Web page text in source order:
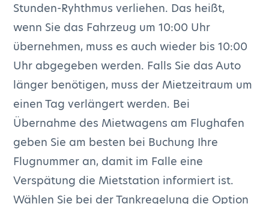
Stunden-Ryhthmus verliehen. Das heißt,
wenn Sie das Fahrzeug um 10:00 Uhr
übernehmen, muss es auch wieder bis 10:00
Uhr abgegeben werden. Falls Sie das Auto
länger benötigen, muss der Mietzeitraum um
einen Tag verlängert werden. Bei
Übernahme des Mietwagens am Flughafen
geben Sie am besten bei Buchung Ihre
Flugnummer an, damit im Falle eine
Verspätung die Mietstation informiert ist.
Wählen Sie bei der Tankregelung die Option